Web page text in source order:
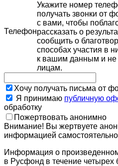
Телефон
Укажите номер
получать звонки от
с вами, чтобы
рассказать о
сообщить о
способах участия в
к вашим данным и не
лицам.
Хочу получать письма от
Я принимаю публичную
обработку
Пожертвовать анонимно
Внимание! Вы жертвуете
информацией
Информация о
в Русфонд в течение четырех